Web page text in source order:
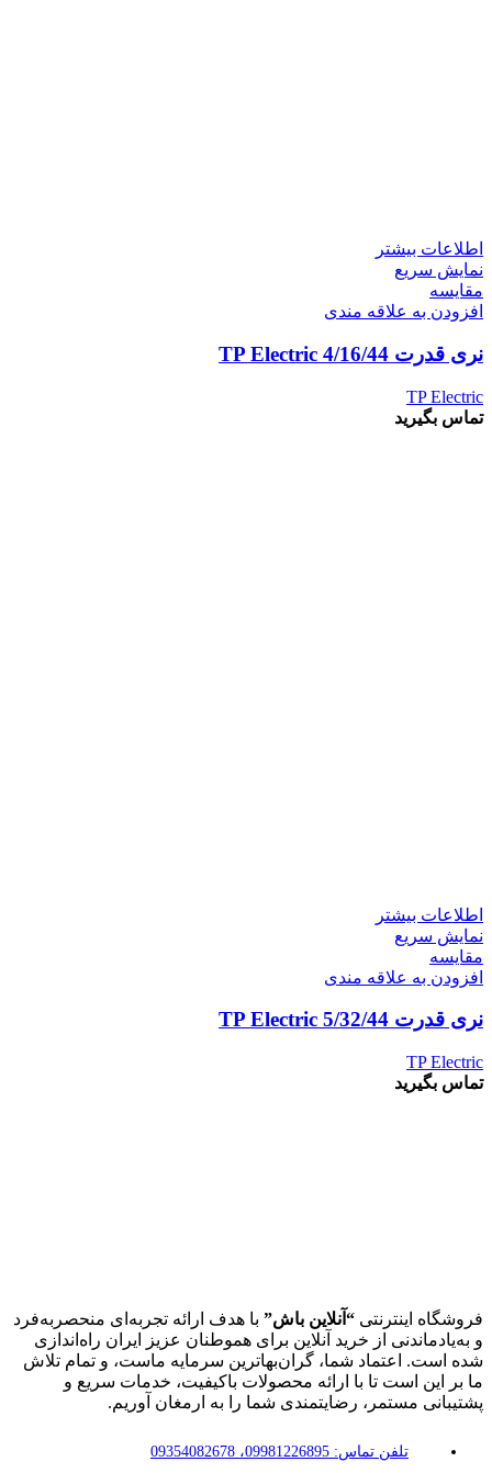
اطلاعات بیشتر
نمایش سریع
مقايسه
افزودن به علاقه مندی
نری قدرت 4/16/44 TP Electric
TP Electric
تماس بگیرید
اطلاعات بیشتر
نمایش سریع
مقايسه
افزودن به علاقه مندی
نری قدرت 5/32/44 TP Electric
TP Electric
تماس بگیرید
فروشگاه اینترنتی “آنلاین باش” با هدف ارائه تجربه‌ای منحصربه‌فرد
و به‌یادماندنی از خرید آنلاین برای هموطنان عزیز ایران راه‌اندازی
شده است. اعتماد شما، گران‌بهاترین سرمایه ماست، و تمام تلاش
ما بر این است تا با ارائه محصولات باکیفیت، خدمات سریع و
پشتیبانی مستمر، رضایتمندی شما را به ارمغان آوریم.
تلفن تماس: 09981226895، 09354082678